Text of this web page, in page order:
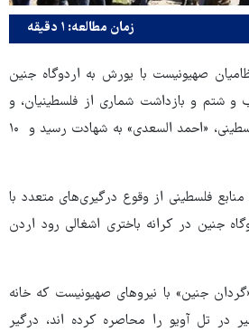
زمان مطالعه: ۱ دقیقه
صهیونیست با یورش به اردوگاه جنین
شتم و بازداشت شماری از فلسطینیان، و
تیراندازی به سوی جوانان فلسطینی، «احمد السعدی» به شهادت رسید و ۱۰
فلسطینی از وقوع درگیری‌های متعدد با
جنین در کرانه باختری اشغالی رود اردن
جنین» با نیروهای صهیونیست که خانه
در تل آویو را محاصره کرده اند، درگیر